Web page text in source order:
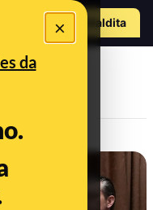
×
da
Hazte Maldita